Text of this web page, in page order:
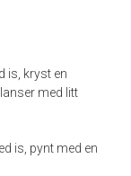
is, kryst en
med litt
is, pynt med en